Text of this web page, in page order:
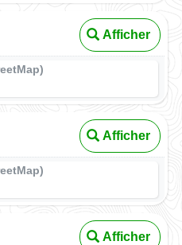
Afficher
Afficher
Afficher